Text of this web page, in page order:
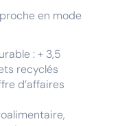
en mode
: + 3,5
recyclés
d’affaires